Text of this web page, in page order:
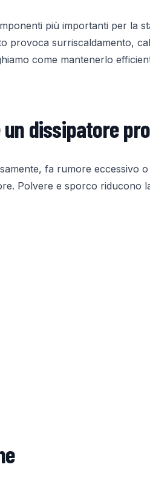
più importanti per la
provoca surriscaldamento,
come mantenerlo
un dissipatore
fa rumore eccessivo
Polvere e sporco riducono